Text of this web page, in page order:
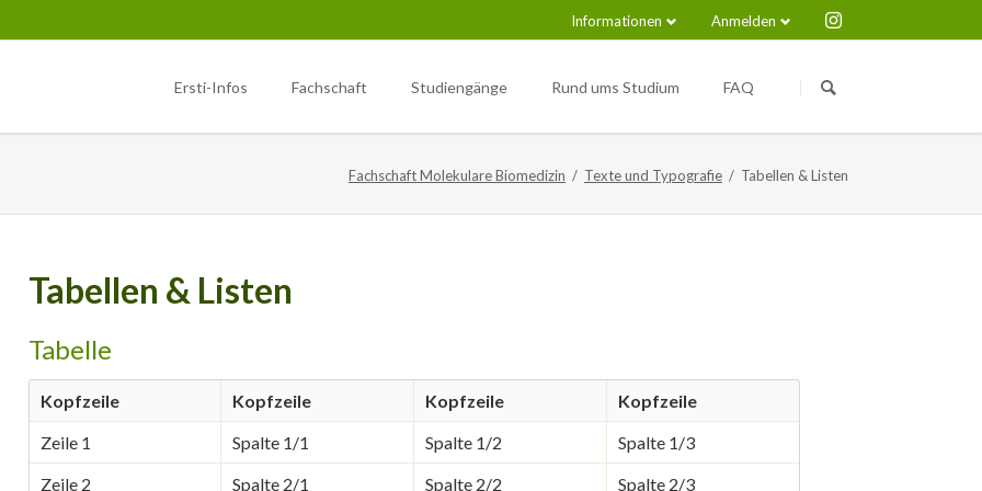
Anmelden
Informationen
überspringen
Ersti-Infos
Erstifahrt
Fachschaft
Newsletter
Studiengänge
1. Semester
2. Semester
Infection (M.Sc.)
Rund ums Studium
Schloss
FAQ
Fachschaft Molekulare Biomedizin Texte und Typografie Tabellen & Listen
Tabellen & Listen
Tabelle
Kopfzeile Kopfzeile Kopfzeile Kopfzeile
Zeile 1 Spalte 1/1 Spalte 1/2
Spalte 1/3
Zeile 2
Spalte 2/1 Spalte 2/2
Spalte 2/3